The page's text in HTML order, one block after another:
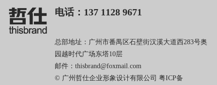
电话：137 1128 9671
总部地址：广州市番禺区石壁街汉溪大道西283号奥
园越时代广场东塔10层
邮件：thisbrand@foxmail.com
© 广州哲仕企业形象设计有限公司 粤ICP备